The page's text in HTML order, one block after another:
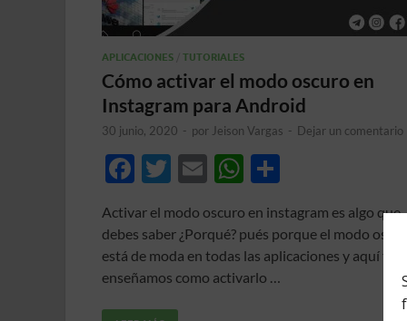
APLICACIONES TUTORIALES
Cómo activar el modo oscuro en
Instagram para Android
30 junio, 2020 - por Jeison Vargas - Dejar un comentario
F
e
b
o
o
T
itt
er
E
ail
W
at
s
A
m
p
Activar el modo oscuro en instagram es algo que
debes saber ¿Porqué? pués porque el modo oscuro
está de moda en todas las aplicaciones y aquí te
enseñamos como activarlo …